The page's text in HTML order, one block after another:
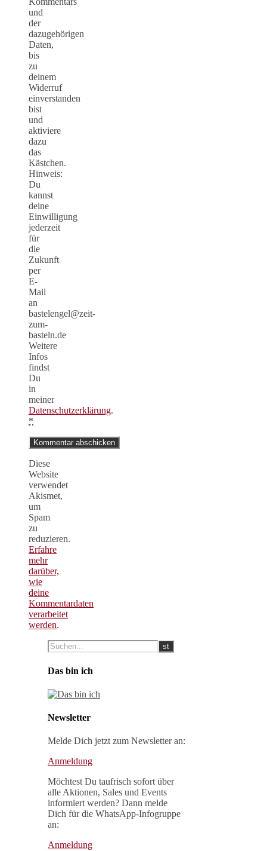
und
der
dazugehörigen
Daten,
bis
zu
deinem
Widerruf
einverstanden
bist
und
aktiviere
dazu
das
Kästchen.
Hinweis:
Du
kannst
deine
Einwilligung
jederzeit
für
die
Zukunft
per
E-
Mail
an
bastelengel@zeit-
zum-
basteln.de
Weitere
Infos
findst
Du
in
meiner
Datenschutzerklärung.
*
Diese
Website
verwendet
Akismet,
um
Spam
zu
reduzieren.
Erfahre
mehr
darüber,
wie
deine
Kommentardaten
verarbeitet
werden.
Das bin ich
Newsletter
Melde Dich jetzt zum Newsletter an:
Anmeldung
Möchtest Du taufrisch sofort über
alle Aktionen, Sales und Events
informiert werden? Dann melde
Dich für die WhatsApp-Infogruppe
an:
Anmeldung